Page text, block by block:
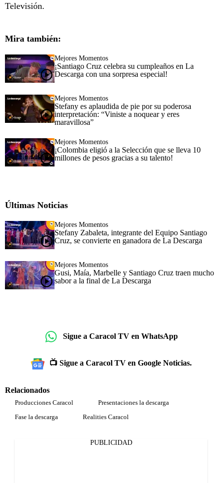
Televisión.
Mira también:
Mejores Momentos
¡Santiago Cruz celebra su cumpleaños en La
Descarga con una sorpresa especial!
Mejores Momentos
Stefany es aplaudida de pie por su poderosa
interpretación: “Viniste a noquear y eres
maravillosa”
Mejores Momentos
¡Colombia eligió a la Selección que se lleva 10
millones de pesos gracias a su talento!
Últimas Noticias
Mejores Momentos
Stefany Zabaleta, integrante del Equipo Santiago
Cruz, se convierte en ganadora de La Descarga
Mejores Momentos
Gusi, Maía, Marbelle y Santiago Cruz traen mucho
sabor a la final de La Descarga
Sigue a Caracol TV en WhatsApp
📺 Sigue a Caracol TV en Google Noticias.
Relacionados
Producciones Caracol
Presentaciones la descarga
Fase la descarga
Realities Caracol
PUBLICIDAD